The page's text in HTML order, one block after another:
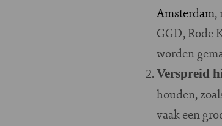
Amsterdam,
GGD, Rode
worden
Verspreid
houden,
vaak een